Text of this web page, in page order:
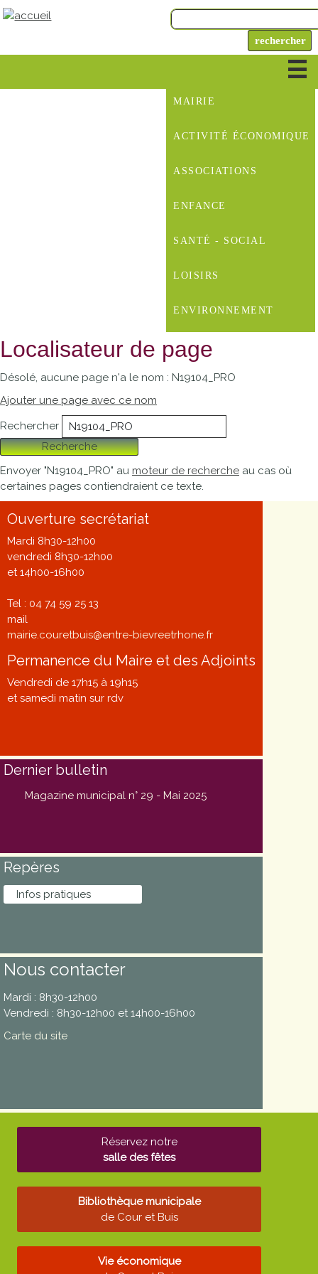
MAIRIE
ACTIVITÉ ÉCONOMIQUE
ASSOCIATIONS
ENFANCE
SANTÉ - SOCIAL
LOISIRS
ENVIRONNEMENT
Localisateur de page
Désolé, aucune page n'a le nom : N19104_PRO
Ajouter une page avec ce nom
Rechercher
Recherche
Envoyer "N19104_PRO" au moteur de recherche au cas où
certaines pages contiendraient ce texte.
Ouverture secrétariat
Mardi 8h30-12h00
vendredi 8h30-12h00
et 14h00-16h00
Tel : 04 74 59 25 13
mail
mairie.couretbuis@entre-bievreetrhone.fr
Permanence du Maire et des Adjoints
Vendredi de 17h15 à 19h15
et samedi matin sur rdv
Dernier bulletin
Magazine municipal n° 29 - Mai 2025
Repères
Infos pratiques
Nous contacter
Mardi : 8h30-12h00
Vendredi : 8h30-12h00 et 14h00-16h00
Carte du site
Réservez notre
salle des fêtes
Bibliothèque municipale
de Cour et Buis
Vie économique